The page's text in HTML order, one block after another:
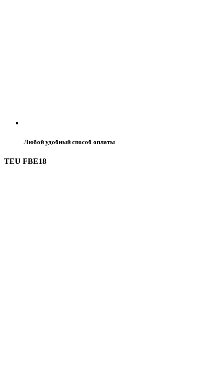
Любой удобный способ оплаты
TEU FBE18